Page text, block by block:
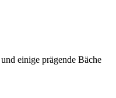
einige prägende Bäche